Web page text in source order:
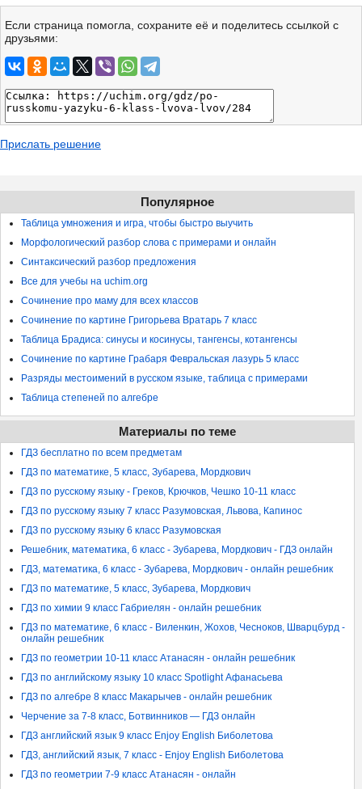
Если страница помогла, сохраните её и поделитесь ссылкой с
друзьями:
Прислать решение
Популярное
Таблица умножения и игра, чтобы быстро выучить
Морфологический разбор слова с примерами и онлайн
Синтаксический разбор предложения
Все для учебы на uchim.org
Сочинение про маму для всех классов
Сочинение по картине Григорьева Вратарь 7 класс
Таблица Брадиса: синусы и косинусы, тангенсы, котангенсы
Сочинение по картине Грабаря Февральская лазурь 5 класс
Разряды местоимений в русском языке, таблица с примерами
Таблица степеней по алгебре
Материалы по теме
ГДЗ бесплатно по всем предметам
ГДЗ по математике, 5 класс, Зубарева, Мордкович
ГДЗ по русскому языку - Греков, Крючков, Чешко 10-11 класс
ГДЗ по русскому языку 7 класс Разумовская, Львова, Капинос
ГДЗ по русскому языку 6 класс Разумовская
Решебник, математика, 6 класс - Зубарева, Мордкович - ГДЗ онлайн
ГДЗ, математика, 6 класс - Зубарева, Мордкович - онлайн решебник
ГДЗ по математике, 5 класс, Зубарева, Мордкович
ГДЗ по химии 9 класс Габриелян - онлайн решебник
ГДЗ по математике, 6 класс - Виленкин, Жохов, Чесноков, Шварцбурд -
онлайн решебник
ГДЗ по геометрии 10-11 класс Атанасян - онлайн решебник
ГДЗ по английскому языку 10 класс Spotlight Афанасьева
ГДЗ по алгебре 8 класс Макарычев - онлайн решебник
Черчение за 7-8 класс, Ботвинников — ГДЗ онлайн
ГДЗ английский язык 9 класс Enjoy English Биболетова
ГДЗ, английский язык, 7 класс - Enjoy English Биболетова
ГДЗ по геометрии 7-9 класс Атанасян - онлайн